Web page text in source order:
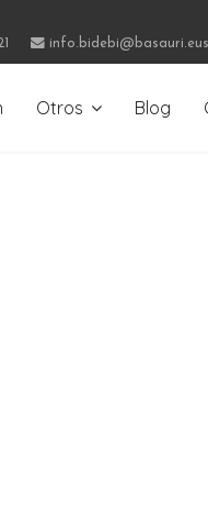
info.bidebi@basauri.eus
Otros Blog